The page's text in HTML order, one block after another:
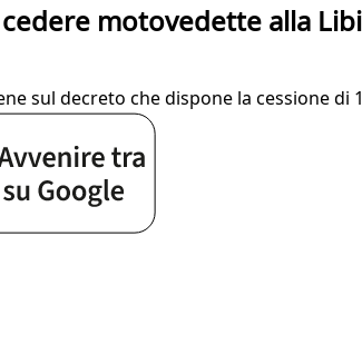
motovedette alla
sul decreto che dispone la cessione